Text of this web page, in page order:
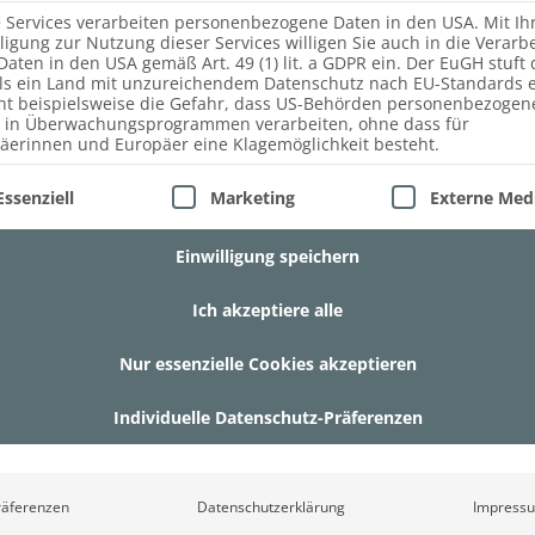
der Holzindustrie und wird aufgrund ihrer Eigenschaften
ist die
Services verarbeiten personenbezogene Daten in den USA. Mit
zur Nutzung dieser Services willigen Sie auch in die
in den USA gemäß Art. 49 (1) lit. a GDPR ein. Der EuGH stuft
ein Land mit unzureichendem Datenschutz nach EU-Standards
beispielsweise die Gefahr, dass US-Behörden
in Überwachungsprogrammen verarbeiten, ohne dass für
und Europäer eine Klagemöglichkeit besteht.
eine Liste der Service-Gruppen, für die eine
Marketing Externe
Einwilligung speichern
Ich akzeptiere alle
Nur essenzielle Cookies akzeptieren
Individuelle Datenschutz-Präferenzen
Datenschutzerklärung